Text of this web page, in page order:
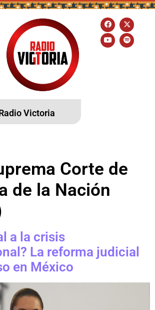
Victoria
Corte de
de la Nación
a la crisis
La reforma judicial
en México